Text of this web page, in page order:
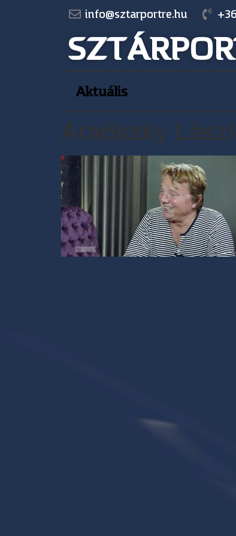
info@sztarportre.hu
Aktuális
Aradszky